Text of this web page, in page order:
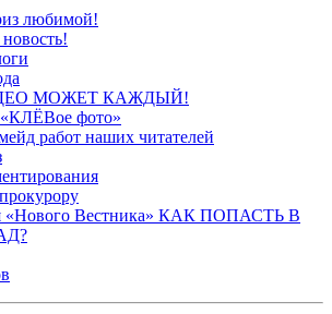
любимой!
МОЖЕТ КАЖДЫЙ!
«КЛЁВое фото»
работ наших читателей
«Нового Вестника» КАК ПОПАСТЬ В